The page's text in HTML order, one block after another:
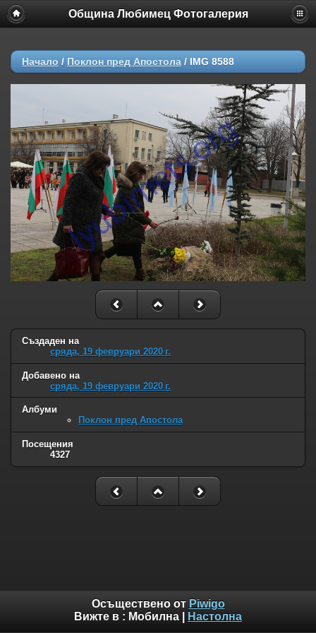
Община Любимец Фотогалерия
Начало / Поклон пред Апостола / IMG 8588
Създаден на
сряда, 19 февруари 2020 г.
Добавено на
сряда, 19 февруари 2020 г.
Албуми
Поклон пред Апостола
Посещения
4327
Осъществено от Piwigo
Вижте в : Мобилна Настолна